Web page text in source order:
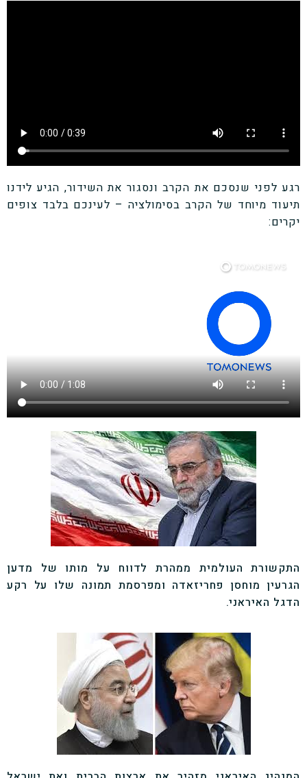
רגע לפני שנסכם את הקרב ונסגור את השידור, הגיע לידנו
תיעוד מיוחד של הקרב בסימולציה – לעינכם בלבד צופים
יקרים:
התקשורת העולמית ממהרת לדווח על מותו של מדען
הגרעין מוחסן פחריזאדה ומפרסמת תמונה שלו על רקע
הדגל האיראני.